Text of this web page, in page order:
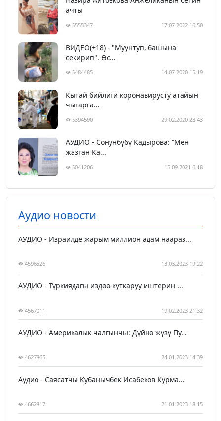
ачты
5555347 17.07.2022 16:50
ВИДЕО(+18) - "Муунтуп, башына
секирип". Өс...
5484485 14.07.2020 15:19
Кытай бийлиги коронавирусту атайын
чыгарга...
5394590 29.02.2020 23:43
АУДИО - Сонунбүбү Кадырова: “Мен
жазган Ка...
5041206 15.09.2021 6:18
Аудио новости
АУДИО - Израилде жарым миллион адам наараз...
4596526 13.03.2023 19:22
АУДИО - Түркиядагы издөө-куткаруу иштерин ...
4567011 19.02.2023 21:32
АУДИО - Америкалык чалгынчы: Дүйнө жүзү Пу...
4627865 24.01.2023 14:39
Аудио - Саясатчы Кубанычбек Исабеков Курма...
4662817 21.01.2023 18:15